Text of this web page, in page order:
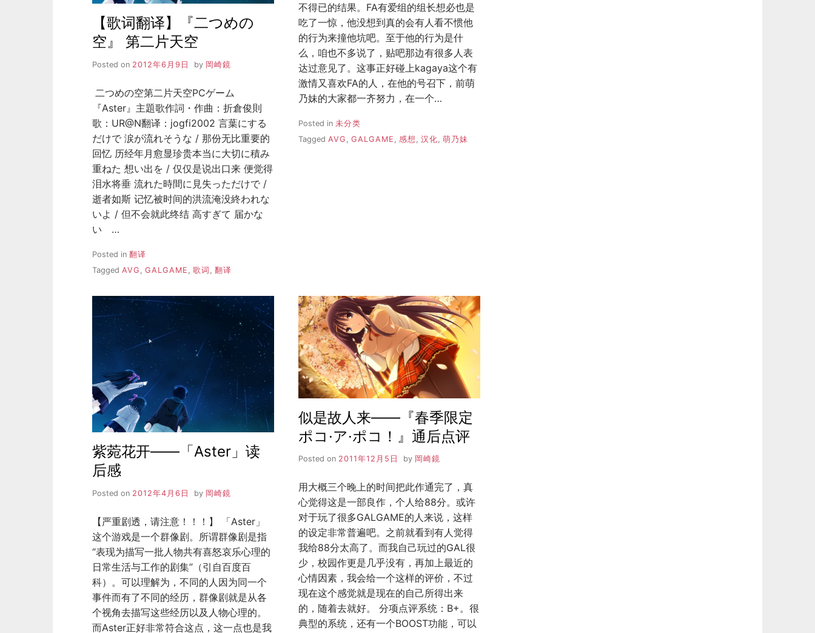
【歌词翻译】『二つめの
空』 第二片天空
Posted on 2012年6月9日 by 岡崎鏡
二つめの空第二片天空PCゲーム
『Aster』主題歌作詞・作曲：折倉俊則
歌：UR@N翻译：jogfi2002 言葉にする
だけで 涙が流れそうな / 那份无比重要的
回忆 历经年月愈显珍贵本当に大切に積み
重ねた 想い出を / 仅仅是说出口来 便觉得
泪水将垂 流れた時間に見失っただけで /
逝者如斯 记忆被时间的洪流淹没終われな
いよ / 但不会就此终结 高すぎて 届かな
い …
Posted in 翻译
Tagged AVG , GALGAME , 歌词 , 翻译
不得已的结果。FA有爱组的组长想必也是
吃了一惊，他没想到真的会有人看不惯他
的行为来撞他坑吧。至于他的行为是什
么，咱也不多说了，贴吧那边有很多人表
达过意见了。这事正好碰上kagaya这个有
激情又喜欢FA的人，在他的号召下，前萌
乃妹的大家都一齐努力，在一个…
Posted in 未分类
Tagged AVG , GALGAME , 感想 , 汉化, 萌乃妹
紫菀花开——「Aster」读
后感
Posted on 2012年4月6日 by 岡崎鏡
【严重剧透，请注意！！！】 「Aster」
这个游戏是一个群像剧。所谓群像剧是指
“表现为描写一批人物共有喜怒哀乐心理的
日常生活与工作的剧集”（引自百度百
科）。可以理解为，不同的人因为同一个
事件而有了不同的经历，群像剧就是从各
个视角去描写这些经历以及人物心理的。
而Aster正好非常符合这点，这一点也是我
似是故人来——『春季限定
ポコ·ア·ポコ！』通后点评
Posted on 2011年12月5日 by 岡崎鏡
用大概三个晚上的时间把此作通完了，真
心觉得这是一部良作，个人给88分。或许
对于玩了很多GALGAME的人来说，这样
的设定非常普遍吧。之前就看到有人觉得
我给88分太高了。而我自己玩过的GAL很
少，校园作更是几乎没有，再加上最近的
心情因素，我会给一个这样的评价，不过
现在这个感觉就是现在的自己所得出来
的，随着去就好。 分项点评系统：B+。很
典型的系统，还有一个BOOST功能，可以